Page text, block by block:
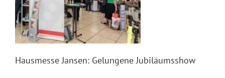
Hausmesse Jansen: Gelungene Jubiläumsshow